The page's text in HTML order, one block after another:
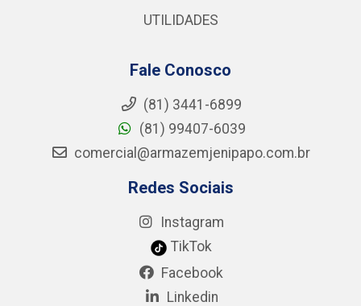
UTILIDADES
Fale Conosco
(81) 3441-6899
(81) 99407-6039
comercial@armazemjenipapo.com.br
Redes Sociais
Instagram
TikTok
Facebook
Linkedin